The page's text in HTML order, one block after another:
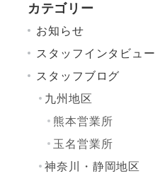
カテゴリー
お知らせ
スタッフインタビュー
スタッフブログ
九州地区
熊本営業所
玉名営業所
神奈川・静岡地区